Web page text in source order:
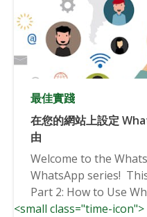
最佳實踐
在您的網站上設定
由
Welcome to the
WhatsApp series!
Part 2: How to Use
<small class="time-